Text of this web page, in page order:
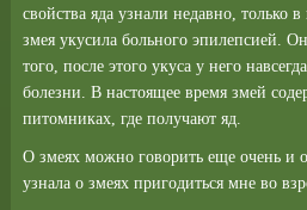
свойства яда узнали недавно, только
змея укусила больного эпилепсией.
того, после этого укуса у него
болезни. В настоящее время змей
питомниках, где получают яд.
О змеях можно говорить еще очень и
узнала о змеях пригодиться мне во